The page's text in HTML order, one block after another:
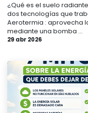
¿Qué es el suelo
dos tecnologías que
Aerotermia : aprovecha
mediante una bomba ...
29 abr 2026